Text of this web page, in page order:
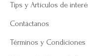
Tips y Artículos de
Contáctanos
Términos y Condiciones